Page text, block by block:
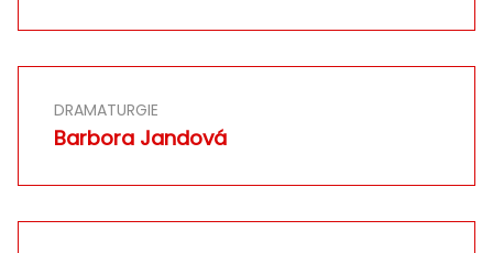
DRAMATURGIE
Barbora Jandová